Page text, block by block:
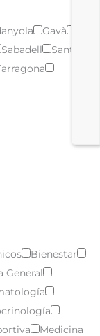
Gavà
Sabadell
Sant
Bienestar
General
Medicina